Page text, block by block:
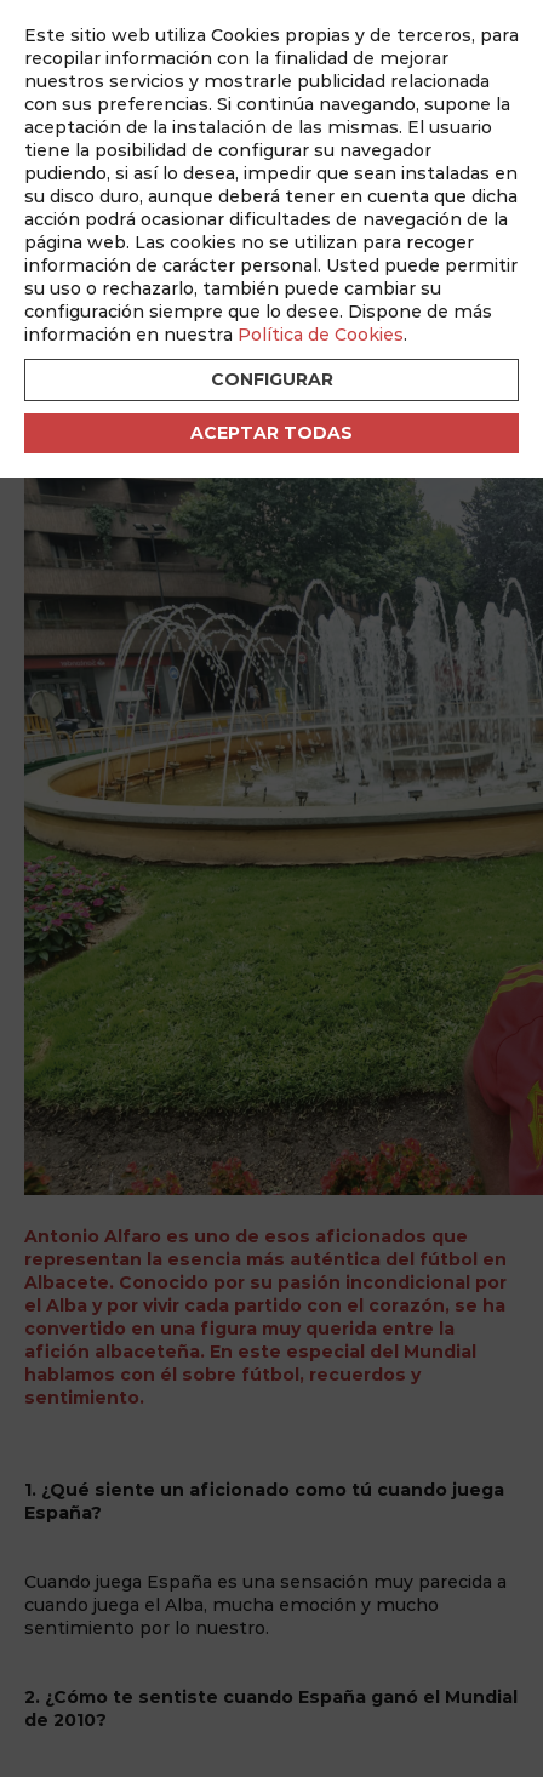
Este sitio web utiliza Cookies propias y de terceros, para
recopilar información con la finalidad de mejorar
nuestros servicios y mostrarle publicidad relacionada
con sus preferencias. Si continúa navegando, supone la
aceptación de la instalación de las mismas. El usuario
tiene la posibilidad de configurar su navegador
pudiendo, si así lo desea, impedir que sean instaladas en
su disco duro, aunque deberá tener en cuenta que dicha
acción podrá ocasionar dificultades de navegación de la
página web. Las cookies no se utilizan para recoger
información de carácter personal. Usted puede permitir
su uso o rechazarlo, también puede cambiar su
configuración siempre que lo desee. Dispone de más
información en nuestra Política de Cookies.
CONFIGURAR
ACEPTAR TODAS
Auditado por
ABM Junio Mundial 26
Nº 368 Mayo 2026
ENTREVISTA Volver
ANTONIO ALFARO
Un albaceteño de pura pasión
Antonio Alfaro es uno de esos aficionados que
representan la esencia más auténtica del fútbol en
Albacete. Conocido por su pasión incondicional por
el Alba y por vivir cada partido con el corazón, se ha
convertido en una figura muy querida entre la
afición albaceteña. En este especial del Mundial
hablamos con él sobre fútbol, recuerdos y
sentimiento.
1. ¿Qué siente un aficionado como tú cuando juega
España?
Cuando juega España es una sensación muy parecida a
cuando juega el Alba, mucha emoción y mucho
sentimiento por lo nuestro.
2. ¿Cómo te sentiste cuando España ganó el Mundial
de 2010?